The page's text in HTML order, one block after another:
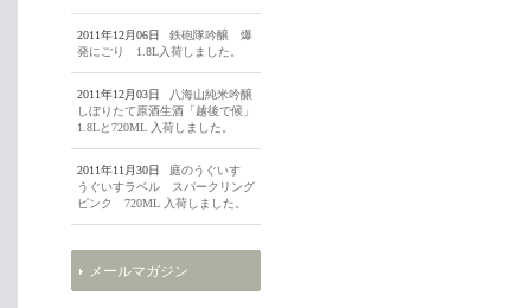
2011年12月06日
鉄砲隊吟醸 爆
発にごり 1.8L入荷しました。
2011年12月03日
八海山純米吟醸
しぼりたて原酒生酒「越後で候」
1.8Lと720ML 入荷しました。
2011年11月30日
庭のうぐいす
うぐいすラベル スパークリング
ピンク 720ML 入荷しました。
メールマガジン